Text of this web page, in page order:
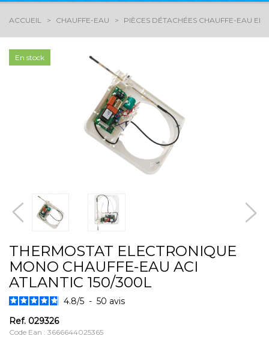
ACCUEIL CHAUFFE-EAU PIÈCES DÉTACHÉES CHAUFFE-EAU
En stock
THERMOSTAT ELECTRONIQUE
MONO CHAUFFE-EAU ACI
ATLANTIC 150/300L
4.8/5 - 50 avis
Ref. 029326
Code Ean : 3666644025365